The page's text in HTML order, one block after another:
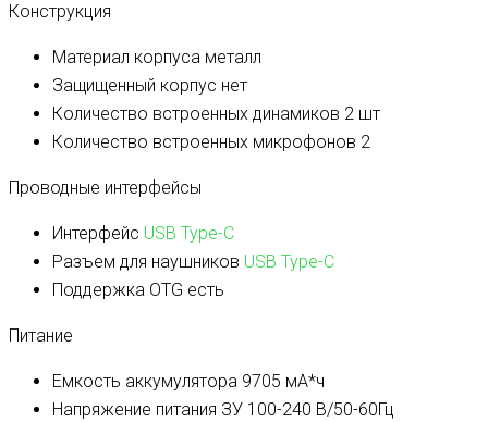
Конструкция
Материал корпуса металл
Защищенный корпус нет
Количество встроенных динамиков 2 шт
Количество встроенных микрофонов 2
Проводные интерфейсы
Интерфейс USB Type-C
Разъем для наушников USB Type-C
Поддержка OTG есть
Питание
Емкость аккумулятора 9705 мА*ч
Напряжение питания ЗУ 100-240 В/50-60Гц